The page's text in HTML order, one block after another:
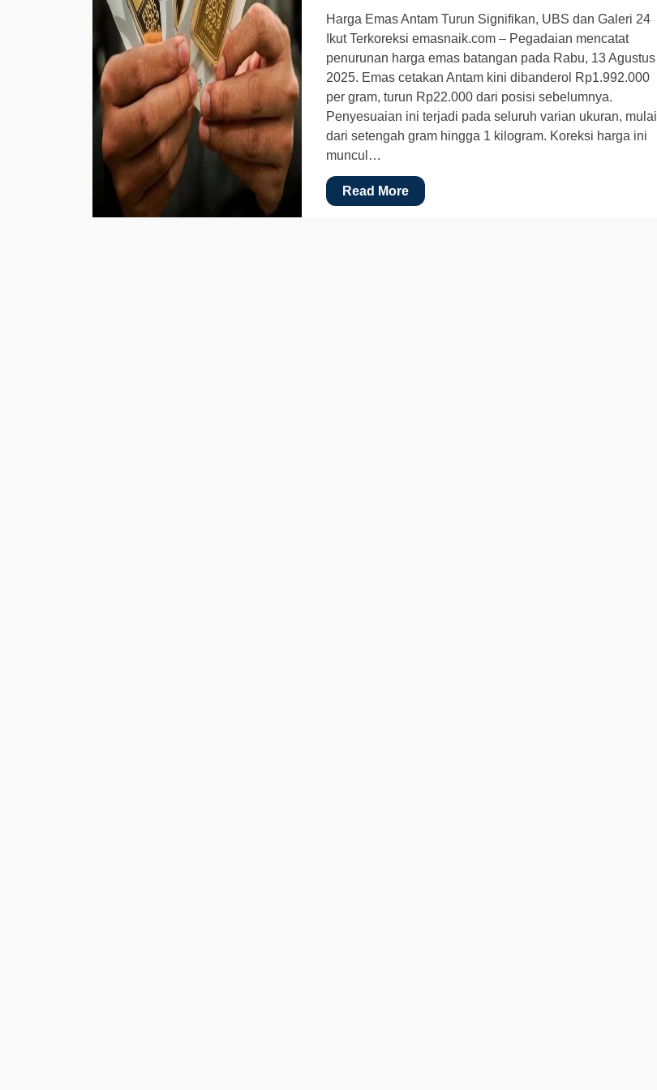
Harga Emas Antam Turun Signifikan, UBS dan Galeri 24
Ikut Terkoreksi emasnaik.com – Pegadaian mencatat
penurunan harga emas batangan pada Rabu, 13 Agustus
2025. Emas cetakan Antam kini dibanderol Rp1.992.000
per gram, turun Rp22.000 dari posisi sebelumnya.
Penyesuaian ini terjadi pada seluruh varian ukuran, mulai
dari setengah gram hingga 1 kilogram. Koreksi harga ini
muncul…
Read More